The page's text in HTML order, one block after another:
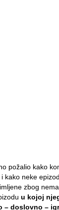
požalio kako
kako neke
zbog
u kojoj
– doslovno –